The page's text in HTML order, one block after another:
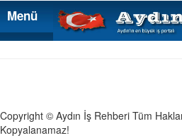
Menü
Menü
Copyright © Aydın İş Rehberi Tüm
Kopyalanamaz!